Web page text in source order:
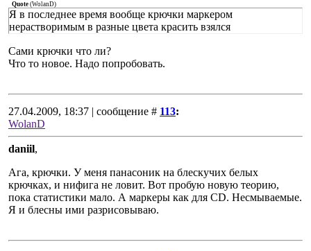
Quote (WolanD)
Я в последнее время вообще крючки маркером
нерастворимым в разные цвета красить взялся
Сами крючки что ли?
Что то новое. Надо попробовать.
27.04.2009, 18:37 | сообщение # 113:
WolanD
daniil,
Ага, крючки. У меня панасоник на блескучих белых
крючках, и нифига не ловит. Вот пробую новую теорию,
пока статистики мало. А маркеры как для CD. Несмываемые.
Я и блесны ими разрисовываю.